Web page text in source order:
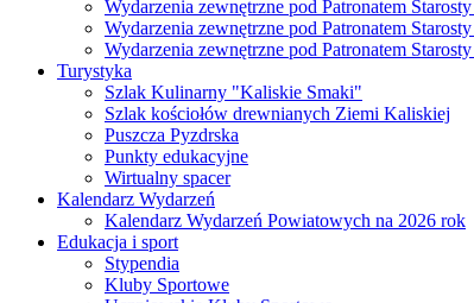
Wydarzenia zewnętrzne pod Patronatem
Wydarzenia zewnętrzne pod Patronatem
Wydarzenia zewnętrzne pod Patronatem
Turystyka
Szlak Kulinarny "Kaliskie Smaki"
Szlak kościołów drewnianych Ziemi Kaliskiej
Puszcza Pyzdrska
Punkty edukacyjne
Wirtualny spacer
Kalendarz Wydarzeń
Kalendarz Wydarzeń Powiatowych na 2026 rok
Edukacja i sport
Stypendia
Kluby Sportowe